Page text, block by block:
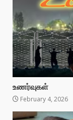
உணர்வுகள்
February 4, 2026